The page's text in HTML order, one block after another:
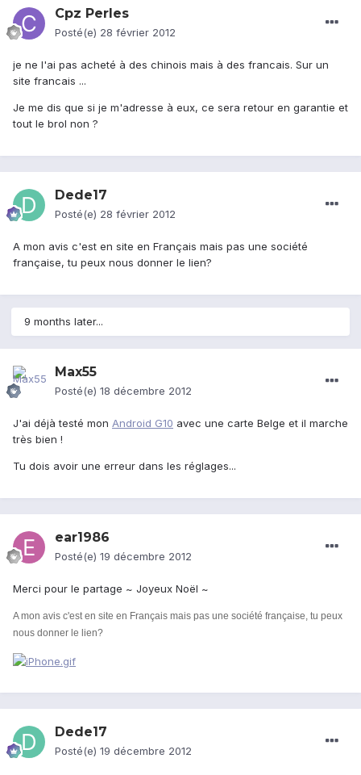
Cpz Perles
Posté(e) 28 février 2012
je ne l'ai pas acheté à des chinois mais à des francais. Sur un
site francais ...
Je me dis que si je m'adresse à eux, ce sera retour en garantie et
tout le brol non ?
Dede17
Posté(e) 28 février 2012
A mon avis c'est en site en Français mais pas une société
française, tu peux nous donner le lien?
9 months later...
Max55
Posté(e) 18 décembre 2012
J'ai déjà testé mon Android G10 avec une carte Belge et il marche
très bien !
Tu dois avoir une erreur dans les réglages...
ear1986
Posté(e) 19 décembre 2012
Merci pour le partage ~ Joyeux Noël ~
A mon avis c'est en site en Français mais pas une société française, tu peux
nous donner le lien?
Dede17
Posté(e) 19 décembre 2012